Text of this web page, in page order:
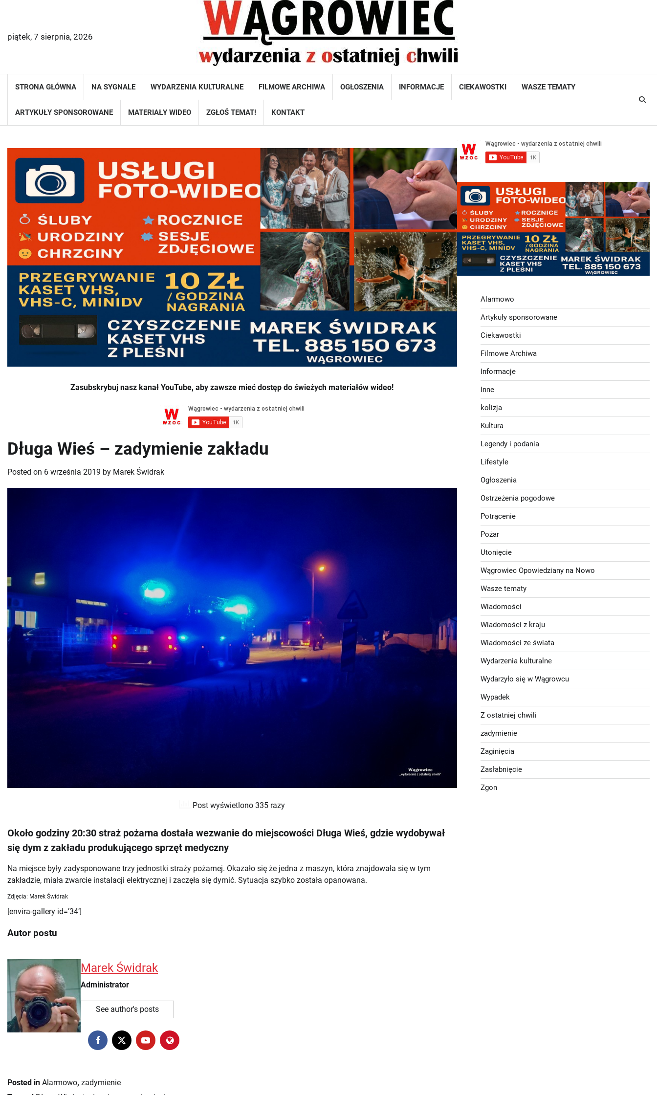
piątek, 7 sierpnia, 2026
STRONA GŁÓWNA NA SYGNALE WYDARZENIA KULTURALNE FILMOWE ARCHIWA OGŁOSZENIA INFORMACJE CIEKAWOSTKI WASZE TEMATY
ARTYKUŁY SPONSOROWANE MATERIAŁY WIDEO ZGŁOŚ TEMAT! KONTAKT
Zasubskrybuj nasz kanał YouTube, aby zawsze mieć dostęp do świeżych materiałów wideo!
Długa Wieś – zadymienie zakładu
Posted on 6 września 2019 by Marek Świdrak
Post wyświetlono 335 razy
Około godziny 20:30 straż pożarna dostała wezwanie do miejscowości Długa Wieś, gdzie wydobywał
się dym z zakładu produkującego sprzęt medyczny
Na miejsce były zadysponowane trzy jednostki straży pożarnej. Okazało się że jedna z maszyn, która znajdowała się w tym
zakładzie, miała zwarcie instalacji elektrycznej i zaczęła się dymić. Sytuacja szybko została opanowana.
Zdjęcia: Marek Świdrak
[envira-gallery id=’34’]
Autor postu
Marek Świdrak
Administrator
See author's posts
Posted in Alarmowo, zadymienie
Alarmowo
Artykuły sponsorowane
Ciekawostki
Filmowe Archiwa
Informacje
Inne
kolizja
Kultura
Legendy i podania
Lifestyle
Ogłoszenia
Ostrzeżenia pogodowe
Potrącenie
Pożar
Utonięcie
Wągrowiec Opowiedziany na Nowo
Wasze tematy
Wiadomości
Wiadomości z kraju
Wiadomości ze świata
Wydarzenia kulturalne
Wydarzyło się w Wągrowcu
Wypadek
Z ostatniej chwili
zadymienie
Zaginięcia
Zasłabnięcie
Zgon